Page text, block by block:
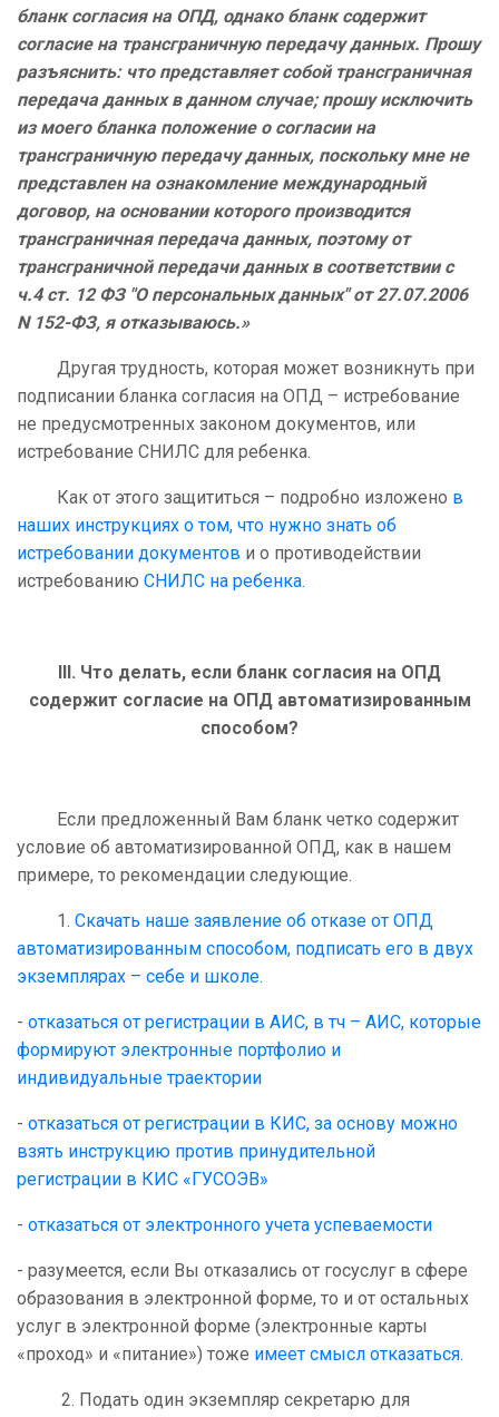
бланк согласия на ОПД, однако бланк содержит
согласие на трансграничную передачу данных. Прошу
разъяснить: что представляет собой трансграничная
передача данных в данном случае; прошу исключить
из моего бланка положение о согласии на
трансграничную передачу данных, поскольку мне не
представлен на ознакомление международный
договор, на основании которого производится
трансграничная передача данных, поэтому от
трансграничной передачи данных в соответствии с
ч.4 ст. 12 ФЗ "О персональных данных" от 27.07.2006
N 152-ФЗ, я отказываюсь.»
Другая трудность, которая может возникнуть при
подписании бланка согласия на ОПД – истребование
не предусмотренных законом документов, или
истребование СНИЛС для ребенка.
Как от этого защититься – подробно изложено в
наших инструкциях о том, что нужно знать об
истребовании документов и о противодействии
истребованию СНИЛС на ребенка.
III. Что делать, если бланк согласия на ОПД
содержит согласие на ОПД автоматизированным
способом?
Если предложенный Вам бланк четко содержит
условие об автоматизированной ОПД, как в нашем
примере, то рекомендации следующие.
1. Скачать наше заявление об отказе от ОПД
автоматизированным способом, подписать его в двух
экземплярах – себе и школе.
- отказаться от регистрации в АИС, в тч – АИС, которые
формируют электронные портфолио и
индивидуальные траектории
- отказаться от регистрации в КИС, за основу можно
взять инструкцию против принудительной
регистрации в КИС «ГУСОЭВ»
- отказаться от электронного учета успеваемости
- разумеется, если Вы отказались от госуслуг в сфере
образования в электронной форме, то и от остальных
услуг в электронной форме (электронные карты
«проход» и «питание») тоже имеет смысл отказаться.
2. Подать один экземпляр секретарю для